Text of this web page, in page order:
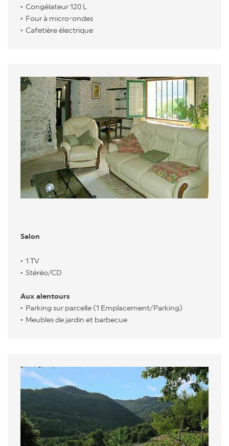
Congélateur 120 L
Four à micro-ondes
Cafetière électrique
Salon
1 TV
Stéréo/CD
Aux alentours
Parking sur parcelle (1 Emplacement/Parking)
Meubles de jardin et barbecue